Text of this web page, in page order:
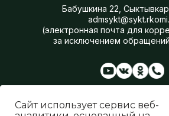
Бабушкина 22,
(электронная почта для
за исключением
Сферы
Генеральный план
Сайт использует сервис веб-